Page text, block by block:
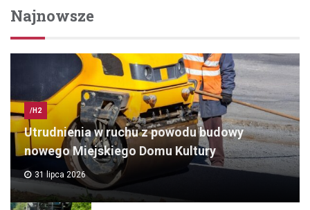
Najnowsze
/H2
Utrudnienia w ruchu z powodu budowy
nowego Miejskiego Domu Kultury
31 lipca 2026